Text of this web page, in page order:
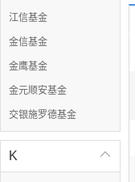
江信基金
金信基金
金鹰基金
金元顺安基金
交银施罗德基金

K